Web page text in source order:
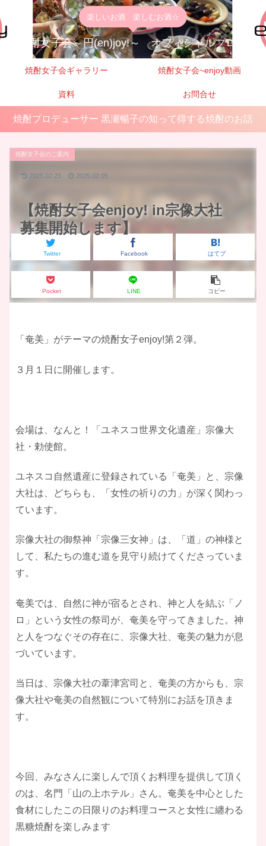
楽しいお酒 楽しむお酒☆
焼酎女子会～円(en)joy!～ オフィシャルブログ
焼酎女子会ギャラリー 焼酎女子会~enjoy動画
資料 お問合せ
焼酎プロデューサー 黒瀬暢子の知って得する焼酎のお話
【焼酎女子会enjoy! in宗像大社
募集開始します】
焼酎女子会のご案内
Twitter Facebook はてブ
Pocket LINE コピー
2025.02.23 2025.02.05
「奄美」がテーマの焼酎女子enjoy!第２弾。
３月１日に開催します。
会場は、なんと！「ユネスコ世界文化遺産」宗像大
社・勅使館。
ユネスコ自然遺産に登録されている「奄美」と、宗像
大社は、どちらも、「女性の祈りの力」が深く関わっ
ています。
宗像大社の御祭神「宗像三女神」は、「道」の神様と
して、私たちの進む道を見守り続けてくださっていま
す。
奄美では、自然に神が宿るとされ、神と人を結ぶ「ノ
ロ」という女性の祭司が、奄美を守ってきました。神
と人をつなぐその存在に、宗像大社、奄美の魅力が息
づいています。
当日は、宗像大社の葦津宮司と、奄美の方からも、宗
像大社や奄美の自然観について特別にお話を頂きま
す。
今回、みなさんに楽しんで頂くお料理を提供して頂く
のは、名門「山の上ホテル」さん。奄美を中心とした
食材にしたこの日限りのお料理コースと女性に纏わる
黒糖焼酎を楽しみます